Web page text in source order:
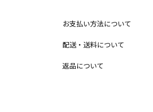
お支払い方法について
配送・送料について
返品について